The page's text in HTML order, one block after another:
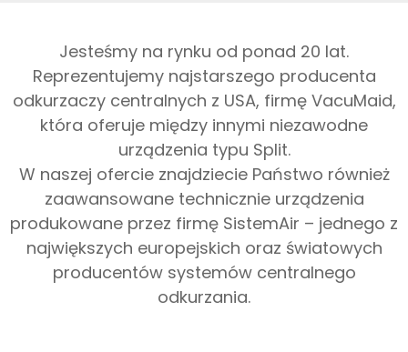
Jesteśmy na rynku od ponad 20 lat.
Reprezentujemy najstarszego producenta
odkurzaczy centralnych z USA, firmę VacuMaid,
która oferuje między innymi niezawodne
urządzenia typu Split.
W naszej ofercie znajdziecie Państwo również
zaawansowane technicznie urządzenia
produkowane przez firmę SistemAir – jednego z
największych europejskich oraz światowych
producentów systemów centralnego
odkurzania.